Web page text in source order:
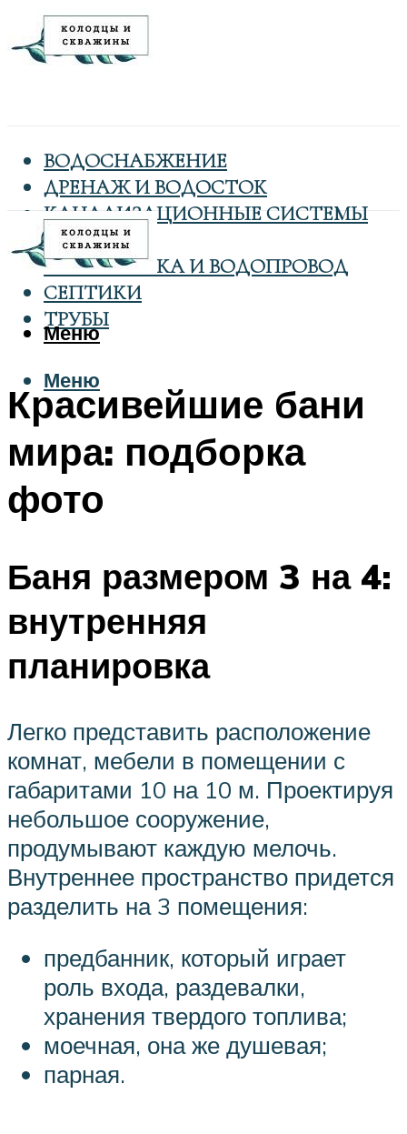
ВОДОСНАБЖЕНИЕ
ДРЕНАЖ И ВОДОСТОК
КАНАЛИЗАЦИОННЫЕ СИСТЕМЫ
КОЛОДЦЫ
САНТЕХНИКА И ВОДОПРОВОД
СЕПТИКИ
ТРУБЫ
Меню
Меню
Красивейшие бани
мира: подборка
фото
Баня размером 3 на 4:
внутренняя
планировка
Легко представить расположение
комнат, мебели в помещении с
габаритами 10 на 10 м. Проектируя
небольшое сооружение,
продумывают каждую мелочь.
Внутреннее пространство придется
разделить на 3 помещения:
предбанник, который играет
роль входа, раздевалки,
хранения твердого топлива;
моечная, она же душевая;
парная.